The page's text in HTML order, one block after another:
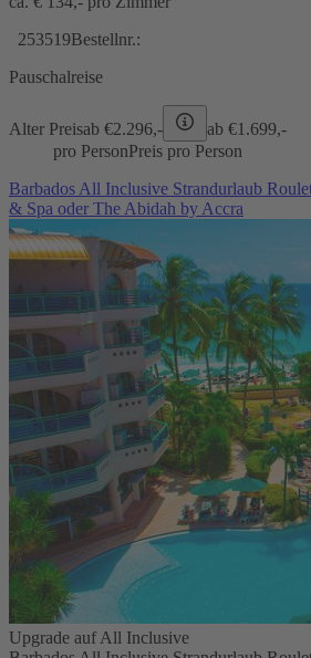
253519Bestellnr.:
Pauschalreise
Alter Preisab €2.296,- ab €1.699,-
pro PersonPreis pro Person
Barbados All Inclusive Strandurlaub
& Spa oder The Abidah by Accra
Upgrade auf All Inclusive